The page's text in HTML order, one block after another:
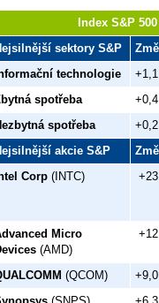
Index S&P
sektory S&P
technologie
spotřeba
spotřeba
akcie S&P
Corp (INTC)
Micro
(AMD)
(QCOM)